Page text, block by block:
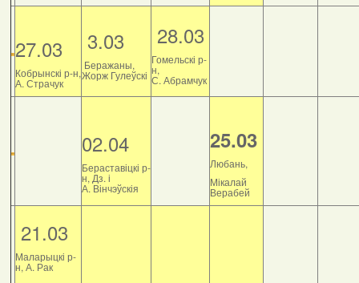
27.03
Кобрынскі р-н,
А. Страчук
3.03
Беражаны,
Жорж Гулеўскі
28.03
Гомельскі р-
н,
С. Абрамчук
02.04
Бераставіцкі р-
н, Дз. і
А. Вінчэўскія
25.03
Любань,
Мікалай
Верабей
21.03
Маларыцкі р-
н, А. Рак